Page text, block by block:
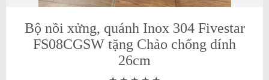
Bộ nồi xửng, quánh Inox 304 Fivestar
FS08CGSW tặng Chảo chống dính
26cm